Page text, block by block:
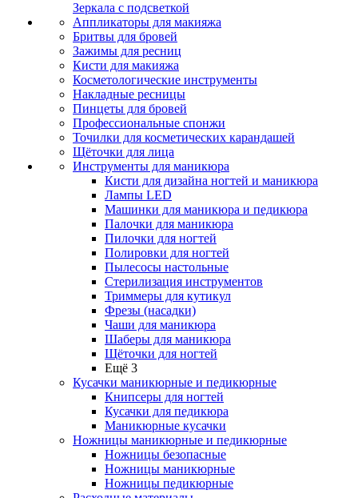
Зеркала с подсветкой
Аппликаторы для макияжа
Бритвы для бровей
Зажимы для ресниц
Кисти для макияжа
Косметологические инструменты
Накладные ресницы
Пинцеты для бровей
Профессиональные спонжи
Точилки для косметических карандашей
Щёточки для лица
Инструменты для маникюра
Кисти для дизайна ногтей и маникюра
Лампы LED
Машинки для маникюра и педикюра
Палочки для маникюра
Пилочки для ногтей
Полировки для ногтей
Пылесосы настольные
Стерилизация инструментов
Триммеры для кутикул
Фрезы (насадки)
Чаши для маникюра
Шаберы для маникюра
Щёточки для ногтей
Ещё 3
Кусачки маникюрные и педикюрные
Книпсеры для ногтей
Кусачки для педикюра
Маникюрные кусачки
Ножницы маникюрные и педикюрные
Ножницы безопасные
Ножницы маникюрные
Ножницы педикюрные